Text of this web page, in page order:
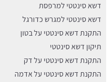
דשא סינטטי למרפסת
דשא סינטטי למגרש כדורגל
התקנת דשא סינטטי על בטון
תיקון דשא סינטטי
התקנת דשא סינטטי על דק
התקנת דשא סינטטי על אדמה